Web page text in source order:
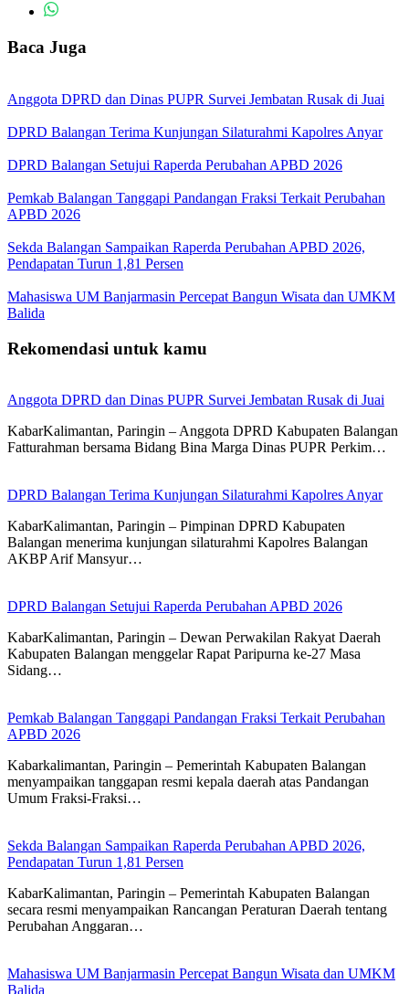
Baca Juga
Anggota DPRD dan Dinas PUPR Survei Jembatan Rusak di Juai
DPRD Balangan Terima Kunjungan Silaturahmi Kapolres Anyar
DPRD Balangan Setujui Raperda Perubahan APBD 2026
Pemkab Balangan Tanggapi Pandangan Fraksi Terkait Perubahan
APBD 2026
Sekda Balangan Sampaikan Raperda Perubahan APBD 2026,
Pendapatan Turun 1,81 Persen
Mahasiswa UM Banjarmasin Percepat Bangun Wisata dan UMKM
Balida
Rekomendasi untuk kamu
Anggota DPRD dan Dinas PUPR Survei Jembatan Rusak di Juai
KabarKalimantan, Paringin – Anggota DPRD Kabupaten Balangan
Fatturahman bersama Bidang Bina Marga Dinas PUPR Perkim…
DPRD Balangan Terima Kunjungan Silaturahmi Kapolres Anyar
KabarKalimantan, Paringin – Pimpinan DPRD Kabupaten
Balangan menerima kunjungan silaturahmi Kapolres Balangan
AKBP Arif Mansyur…
DPRD Balangan Setujui Raperda Perubahan APBD 2026
KabarKalimantan, Paringin – Dewan Perwakilan Rakyat Daerah
Kabupaten Balangan menggelar Rapat Paripurna ke-27 Masa
Sidang…
Pemkab Balangan Tanggapi Pandangan Fraksi Terkait Perubahan
APBD 2026
Kabarkalimantan, Paringin – Pemerintah Kabupaten Balangan
menyampaikan tanggapan resmi kepala daerah atas Pandangan
Umum Fraksi-Fraksi…
Sekda Balangan Sampaikan Raperda Perubahan APBD 2026,
Pendapatan Turun 1,81 Persen
KabarKalimantan, Paringin – Pemerintah Kabupaten Balangan
secara resmi menyampaikan Rancangan Peraturan Daerah tentang
Perubahan Anggaran…
Mahasiswa UM Banjarmasin Percepat Bangun Wisata dan UMKM
Balida